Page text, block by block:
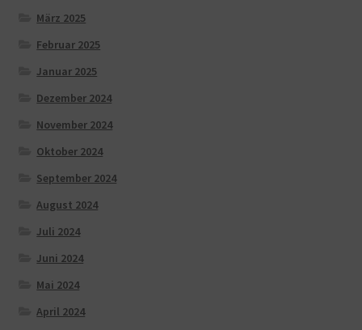
März 2025
Februar 2025
Januar 2025
Dezember 2024
November 2024
Oktober 2024
September 2024
August 2024
Juli 2024
Juni 2024
Mai 2024
April 2024